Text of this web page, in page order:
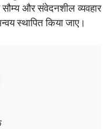
और संवेदनशील व्यवहार
स्थापित किया जाए।